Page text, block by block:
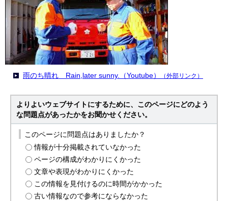
雨のち晴れ Rain,later sunny.（Youtube） （外部リンク）
よりよいウェブサイトにするために、このページにどのよう
な問題点があったかをお聞かせください。
このページに問題点はありましたか？
情報が十分掲載されていなかった
ページの構成がわかりにくかった
文章や表現がわかりにくかった
この情報を見付けるのに時間がかかった
古い情報なので参考にならなかった